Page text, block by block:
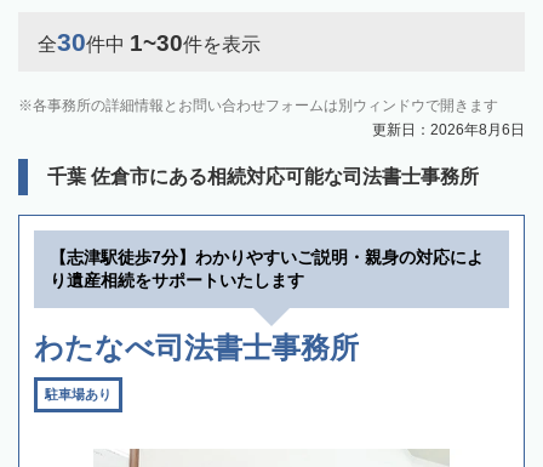
全30件中 1~30件を表示
各事務所の詳細情報とお問い合わせフォームは別ウィンドウで開きます
更新日：2026年8月6日
千葉 佐倉市にある相続対応可能な司法書士事務所
【志津駅徒歩7分】わかりやすいご説明・親身の対応によ
り遺産相続をサポートいたします
わたなべ司法書士事務所
駐車場あり